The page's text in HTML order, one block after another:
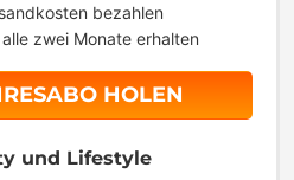
bezahlen
zwei Monate erhalten
HOLEN
und Lifestyle